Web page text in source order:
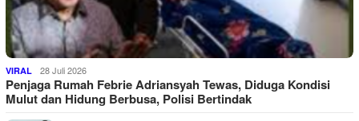
VIRAL 28 Juli 2026
Penjaga Rumah Febrie Adriansyah Tewas, Diduga Kondisi
Mulut dan Hidung Berbusa, Polisi Bertindak